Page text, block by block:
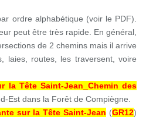
ordre alphabétique (voir le PDF).
peut être très rapide. En général,
de 2 chemins mais il arrive
laies, routes, les traversent, voire
la Tête Saint-Jean_Chemin des
Est dans la Forêt de Compiègne.
sur la Tête Saint-Jean (GR12)